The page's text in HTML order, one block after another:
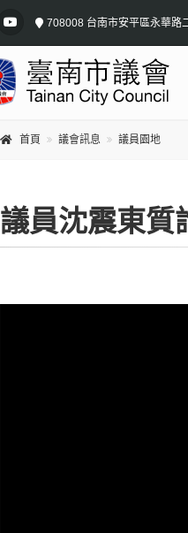
708008 台南市安平區永華路
首頁 議會訊息 議員園地
議員沈震東質